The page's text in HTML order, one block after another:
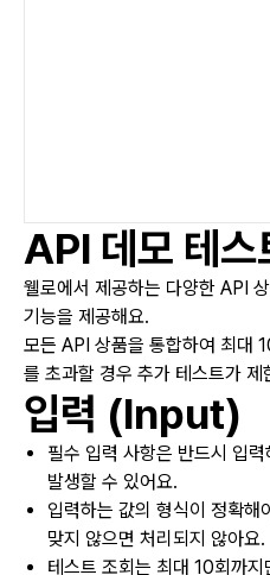
API 데모 테스
웰로에서 제공하는 다양한 API
기능을 제공해요.
모든 API 상품을 통합하여 최대
를 초과할 경우 추가 테스트가
입력 (Input)
필수 입력 사항은 반드시 입
발생할 수 있어요.
입력하는 값의 형식이 정확해
맞지 않으면 처리되지 않아요.
테스트 조회는 최대 10회까